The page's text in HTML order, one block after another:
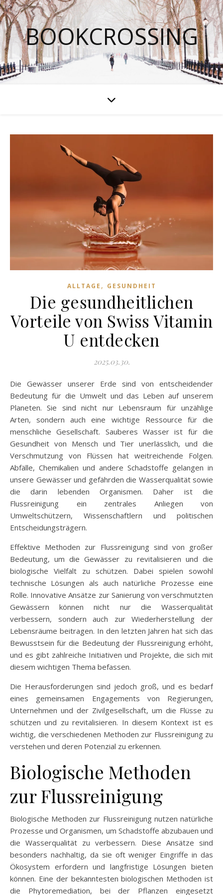
BOOKCROSSING
ALLTAGE , GESUNDHEIT
Die gesundheitlichen
Vorteile von Swiss Vitamin
U entdecken
2025.03.30.
Die Gewässer unserer Erde sind von entscheidender
Bedeutung für die Umwelt und das Leben auf unserem
Planeten. Sie sind nicht nur Lebensraum für unzählige
Arten, sondern auch eine wichtige Ressource für die
menschliche Gesellschaft. Sauberes Wasser ist für die
Gesundheit von Mensch und Tier unerlässlich, und die
Verschmutzung von Flüssen hat weitreichende Folgen.
Abfälle, Chemikalien und andere Schadstoffe gelangen in
unsere Gewässer und gefährden die Wasserqualität sowie
die darin lebenden Organismen. Daher ist die
Flussreinigung ein zentrales Anliegen von
Umweltschützern, Wissenschaftlern und politischen
Entscheidungsträgern.
Effektive Methoden zur Flussreinigung sind von großer
Bedeutung, um die Gewässer zu revitalisieren und die
biologische Vielfalt zu schützen. Dabei spielen sowohl
technische Lösungen als auch natürliche Prozesse eine
Rolle. Innovative Ansätze zur Sanierung von verschmutzten
Gewässern können nicht nur die Wasserqualität
verbessern, sondern auch zur Wiederherstellung der
Lebensräume beitragen. In den letzten Jahren hat sich das
Bewusstsein für die Bedeutung der Flussreinigung erhöht,
und es gibt zahlreiche Initiativen und Projekte, die sich mit
diesem wichtigen Thema befassen.
Die Herausforderungen sind jedoch groß, und es bedarf
eines gemeinsamen Engagements von Regierungen,
Unternehmen und der Zivilgesellschaft, um die Flüsse zu
schützen und zu revitalisieren. In diesem Kontext ist es
wichtig, die verschiedenen Methoden zur Flussreinigung zu
verstehen und deren Potenzial zu erkennen.
Biologische Methoden
zur Flussreinigung
Biologische Methoden zur Flussreinigung nutzen natürliche
Prozesse und Organismen, um Schadstoffe abzubauen und
die Wasserqualität zu verbessern. Diese Ansätze sind
besonders nachhaltig, da sie oft weniger Eingriffe in das
Ökosystem erfordern und langfristige Lösungen bieten
können. Eine der bekanntesten biologischen Methoden ist
die Phytoremediation, bei der Pflanzen eingesetzt